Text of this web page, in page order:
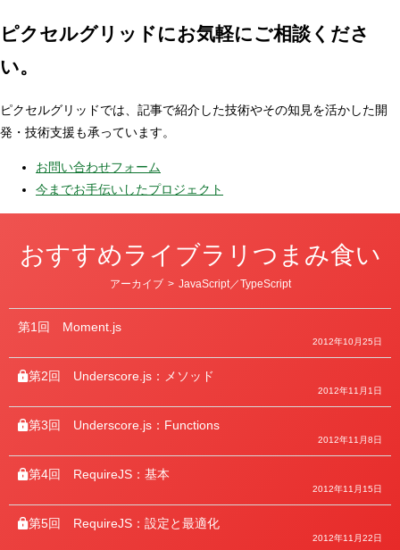
ピクセルグリッドにお気軽にご相談くださ
い。
ピクセルグリッドでは、記事で紹介した技術やその知見を活かした開
発・技術支援も承っています。
お問い合わせフォーム
今までお手伝いしたプロジェクト
おすすめライブラリつまみ食い
カ
ゴ
リ
ー
アーカイブ > JavaScript／TypeScript
第1回 Moment.js
2012年10月25日
第2回 Underscore.js：メソッド
2012年11月1日
第3回 Underscore.js：Functions
2012年11月8日
第4回 RequireJS：基本
2012年11月15日
第5回 RequireJS：設定と最適化
2012年11月22日